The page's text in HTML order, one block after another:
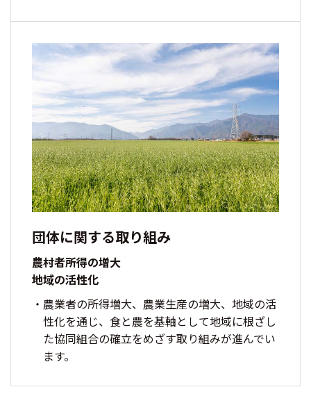
団体に関する取り組み
農村者所得の増大
地域の活性化
農業者の所得増大、農業生産の増大、地域の活
性化を通じ、食と農を基軸として地域に根ざし
た協同組合の確立をめざす取り組みが進んでい
ます。